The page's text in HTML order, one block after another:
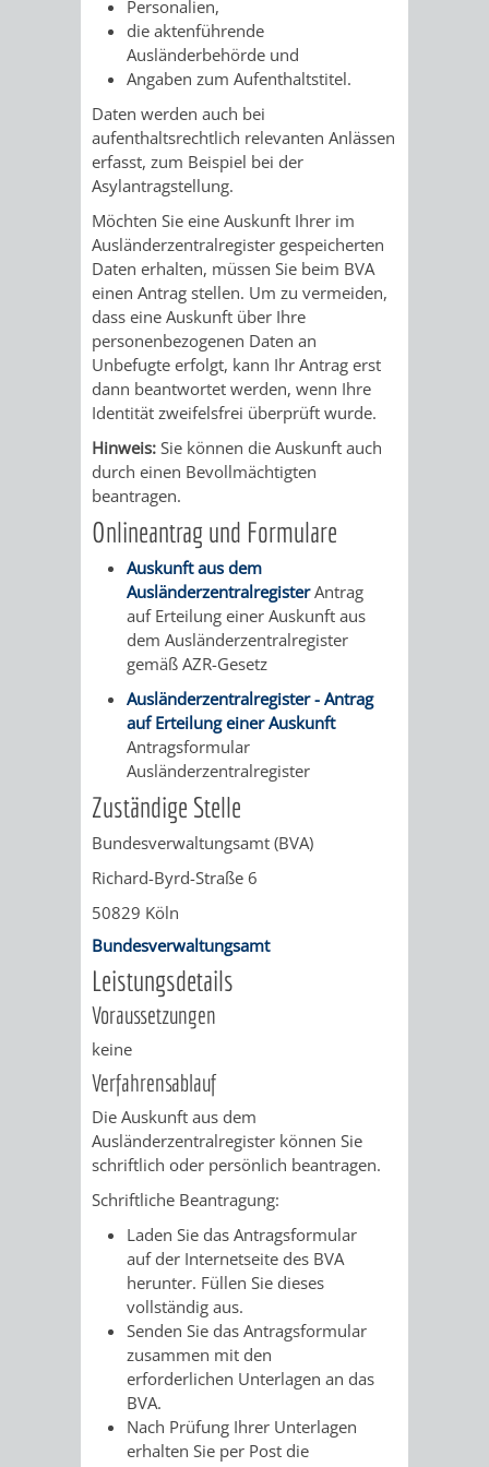
HILFE
MENSCHEN
MIT
BEHINDERUNG
MENSCHEN
MIT
DEMENZ
MIGRANTEN
/
FLÜCHTLINGE
BAUHERREN
BAUHERRENBERATUNG
GRUNDSTÜCKSWERTERMITTLUNG
DENKMALSCHUTZ
AUFGABEN
DER
UNTEREN
DENKMALSCHUTZBEHÖRDE
STEUERVORTEILE
SATZUNGEN
BEREICH
DENKMALSCHUTZ
GENEHMIGUNGSVERFAHREN
TAG
DES
OFFENEN
DENKMALS
VERKAUF
STÄDTISCHER
BAUPLÄTZE
VERKAUF
STÄDTISCHER
HÄUSER
/
LIEGENSCHAFTEN
ABWASSERBESEITIGUNG
ERSCHLIESSUNGSBEITRAG
ANTRAGSVERFAHREN
VERMIETE
DOCH
AN
DEINE
STADT
WIEDERVERMIETUNGSPRÄMIE
BERATUNGSERGEBNISSE
/
UMLEGUNGSAUSSCHUSS
AUSSCHÜSSE
RATHAUS
BÜRGERMEISTER
ÄMTER
BAURECHT
DENKMALSCHUTZ
AMT
Personalien,
die aktenführende
Ausländerbehörde und
Angaben zum Aufenthaltstitel.
Daten werden auch bei
aufenthaltsrechtlich relevanten Anlässen
erfasst, zum Beispiel bei der
Asylantragstellung.
Möchten Sie eine Auskunft Ihrer im
Ausländerzentralregister gespeicherten
Daten erhalten, müssen Sie beim BVA
einen Antrag stellen. Um zu vermeiden,
dass eine Auskunft über Ihre
personenbezogenen Daten an
Unbefugte erfolgt, kann Ihr Antrag erst
dann beantwortet werden, wenn Ihre
Identität zweifelsfrei überprüft wurde.
Hinweis: Sie können die Auskunft auch
durch einen Bevollmächtigten
beantragen.
Onlineantrag und Formulare
Auskunft aus dem
Ausländerzentralregister Antrag
auf Erteilung einer Auskunft aus
dem Ausländerzentralregister
gemäß AZR-Gesetz
Ausländerzentralregister - Antrag
auf Erteilung einer Auskunft
Antragsformular
Ausländerzentralregister
Zuständige Stelle
Bundesverwaltungsamt (BVA)
Richard-Byrd-Straße 6
50829 Köln
Bundesverwaltungsamt
Leistungsdetails
Voraussetzungen
keine
Verfahrensablauf
Die Auskunft aus dem
Ausländerzentralregister können Sie
schriftlich oder persönlich beantragen.
Schriftliche Beantragung:
Laden Sie das Antragsformular
auf der Internetseite des BVA
herunter. Füllen Sie dieses
vollständig aus.
Senden Sie das Antragsformular
zusammen mit den
erforderlichen Unterlagen an das
BVA.
Nach Prüfung Ihrer Unterlagen
erhalten Sie per Post die